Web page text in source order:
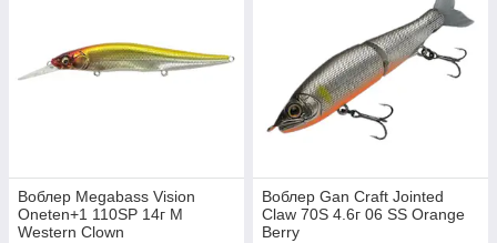
Воблер Megabass Vision
Oneten+1 110SP 14г M
Western Clown
Воблер Gan Craft Jointed
Claw 70S 4.6г 06 SS Orange
Berry